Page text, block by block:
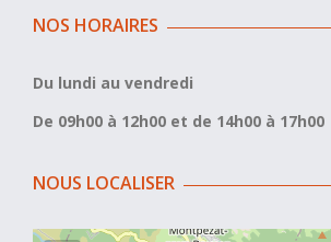
NOS HORAIRES
Du lundi au vendredi
De 09h00 à 12h00 et de 14h00 à 17h00
NOUS LOCALISER